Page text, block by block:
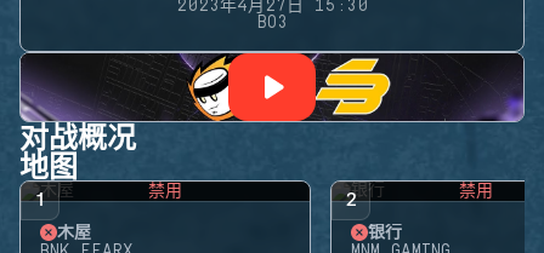
2023年4月27日 15:30
BO3
对战概况
地图
1 禁用
木屋
2 禁用
银行